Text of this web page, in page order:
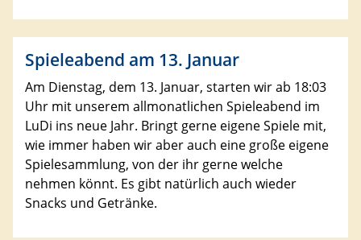
Spieleabend am 13. Januar
Am Dienstag, dem 13. Januar, starten wir ab 18:03
Uhr mit unserem allmonatlichen Spieleabend im
LuDi ins neue Jahr. Bringt gerne eigene Spiele mit,
wie immer haben wir aber auch eine große eigene
Spielesammlung, von der ihr gerne welche
nehmen könnt. Es gibt natürlich auch wieder
Snacks und Getränke.